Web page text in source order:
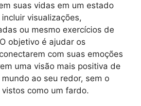
suas vidas em um estado
visualizações,
ou mesmo exercícios de
objetivo é ajudar os
com suas emoções
uma visão mais positiva de
ao seu redor, sem o
como um fardo.